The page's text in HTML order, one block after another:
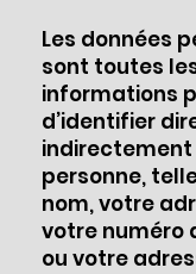
Les données
sont toutes
informations
d’identifier
indirectement
personne,
nom, votre
votre numéro
ou votre